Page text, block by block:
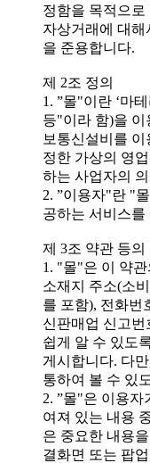
정함을 목적으로
자상거래에 대
을 준용합니다.
제 2조 정의
1. ”몰"이란 ‘마
등"이라 함)을 이
보통신설비를
정한 가상의 영
하는 사업자의
2. ”이용자"란 "
공하는 서비스를
제 3조 약관 등의
1. "몰"은 이 약
소재지 주소(소
를 포함), 전화번
신판매업 신고
쉽게 알 수 있도
게시합니다. 다
통하여 볼 수 있
2. ”몰"은 이용
여져 있는 내용
은 중요한 내용
결화면 또는 팝